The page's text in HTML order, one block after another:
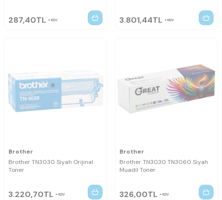
287,40TL KDV 3.801,44TL KDV
Brother
Brother TN3030 Siyah Orijinal
Toner
3.220,70TL KDV
Brother
Brother TN3030 TN3060 Siyah
Muadil Toner
326,00TL KDV